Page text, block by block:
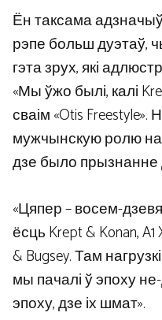
Ён таксама
рэпе больш дуэтаў,
гэта зрух, які
«Мы ўжо былі, калі
сваім «Otis
мужчынскую ролю на
дзе было прызнанне
«Цяпер – восем-
ёсць Krept & Konan, A1
& Bugsey. Там
мы пачалі ў эпоху
эпоху, дзе іх шмат».